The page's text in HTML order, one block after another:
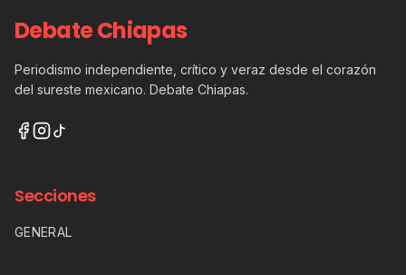
Debate Chiapas
Periodismo independiente, crítico y veraz desde el corazón
del sureste mexicano. Debate Chiapas.
Secciones
GENERAL